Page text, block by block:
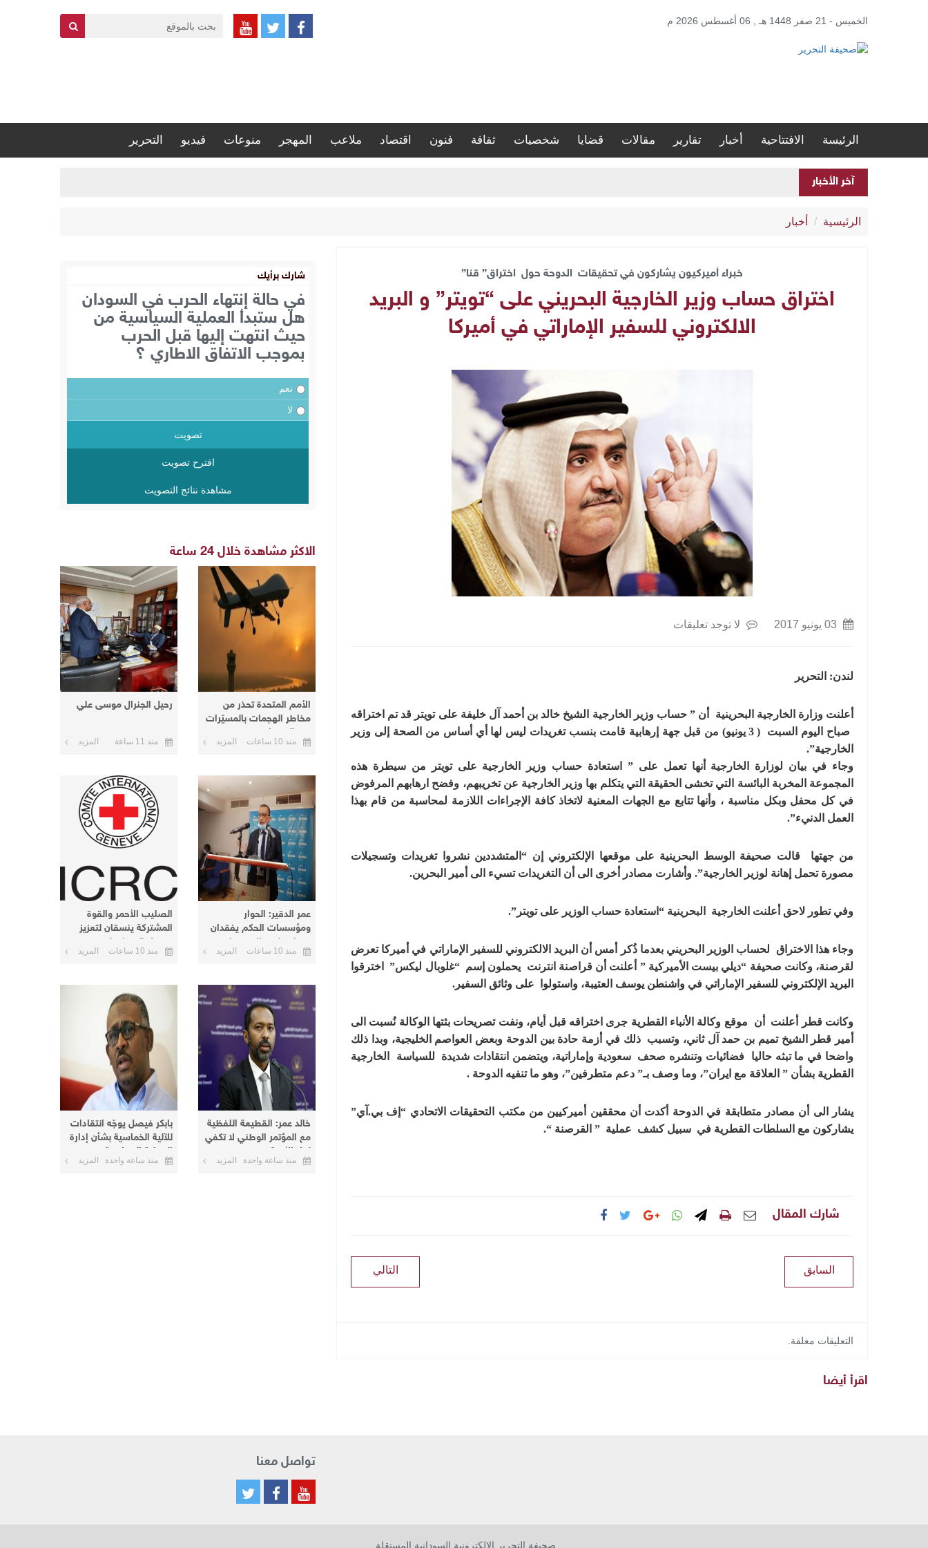
الخميس - 21 صفر 1448 هـ , 06 أغسطس 2026 م
الرئيسة الافتتاحية أخبار تقارير مقالات قضايا شخصيات ثقافة فنون اقتصاد ملاعب المهجر منوعات فيديو التحرير
آخر الأخبار
الرئيسية أخبار
خبراء أميركيون يشاركون في تحقيقات الدوحة حول اختراق” قنا”
اختراق حساب وزير الخارجية البحريني على “تويتر” و البريد
الالكتروني للسفير الإماراتي في أميركا
لا توجد تعليقات
لندن: التحرير
أعلنت وزارة الخارجية البحرينية أن ” حساب وزير الخارجية الشيخ خالد بن أحمد آل خليفة على تويتر قد تم اختراقه
صباح اليوم السبت ( 3 يونيو) من قبل جهة إرهابية قامت بنسب تغريدات ليس لها أي أساس من الصحة إلى وزير
الخارجية”.
وجاء في بيان لوزارة الخارجية أنها تعمل على ” استعادة حساب وزير الخارجية على تويتر من سيطرة هذه
المجموعة المخربة البائسة التي تخشى الحقيقة التي يتكلم بها وزير الخارجية عن تخريبهم، وفضح ارهابهم المرفوض
في كل محفل وبكل مناسبة ، وأنها تتابع مع الجهات المعنية لاتخاذ كافة الإجراءات اللازمة لمحاسبة من قام بهذا
العمل الدنيء”.
من جهتها قالت صحيفة الوسط البحرينية على موقعها الإلكتروني إن “المتشددين نشروا تغريدات وتسجيلات
مصورة تحمل إهانة لوزير الخارجية”. وأشارت مصادر أخرى الى أن التغريدات تسيء الى أمير البحرين.
وفي تطور لاحق أعلنت الخارجية البحرينية “استعادة حساب الوزير على تويتر”.
وجاء هذا الاختراق لحساب الوزير البحريني بعدما ذُكر أمس أن البريد الالكتروني للسفير الإماراتي في أميركا تعرض
لقرصنة،وكانت صحيفة “ديلي بيست الأميركية ” أعلنت أن قراصنة انترنت يحملون إسم “غلوبال ليكس” اخترقوا
البريد الإلكتروني للسفير الإماراتي في واشنطن يوسف العتيبة، واستولوا على وثائق السفير.
وكانت قطر أعلنت أن موقع وكالة الأنباء القطرية جرى اختراقه قبل أيام، ونفت تصريحات بثتها الوكالة نُسبت الى
أمير قطر الشيخ تميم بن حمد آل ثاني، وتسبب ذلك في أزمة حادة بين الدوحة وبعض العواصم الخليجية، وبدا ذلك
واضحا في ما تبثه حاليا فضائيات وتنشره صحف سعودية وإماراتية، ويتضمن انتقادات شديدة للسياسة الخارجية
القطرية بشأن ” العلاقة مع ايران”، وما وصف بـ” دعم متطرفين”، وهو ما تنفيه الدوحة .
يشار الى أن مصادر متطابقة في الدوحة أكدت أن محققين أميركيين من مكتب التحقيقات الاتحادي “إف بي.آي”
يشاركون مع السلطات القطرية في سبيل كشف عملية ” القرصنة “.
شارك المقال
التالي السابق
التعليقات مغلقة.
اقرأ أيضا
شارك برأيك
في حالة إنتهاء الحرب في السودان
هل ستبدأ العملية السياسية من
حيث انتهت إليها قبل الحرب
بموجب الاتفاق الاطاري ؟
نعم
لا
تصويت
اقترح تصويت
مشاهدة نتائج التصويت
الاكثر مشاهدة خلال 24 ساعة
الأمم المتحدة تحذر من
مخاطر الهجمات بالمسيّرات
في السودان
منذ 10 ساعات المزيد
رحيل الجنرال موسى علي
منذ 11 ساعة المزيد
عمر الدقير: الحوار
ومؤسسات الحكم يفقدان
معناهما مع الاستمرار في
الخيار العسكري
منذ 10 ساعات المزيد
الصليب الأحمر والقوة
المشتركة ينسقان لتعزيز
وصول المساعدات
الإنسانية إلى دارفور
منذ 10 ساعات المزيد
​خالد عمر: القطيعة اللفظية
مع المؤتمر الوطني لا تكفي
لحل الأزمة
منذ ساعة واحدة المزيد
بابكر فيصل يوجّه انتقادات
للآلية الخماسية بشأن إدارة
العملية السياسية
منذ ساعة واحدة المزيد
تواصل معنا
صحيفة التحرير الإلكترونية السودانية المستقلة.